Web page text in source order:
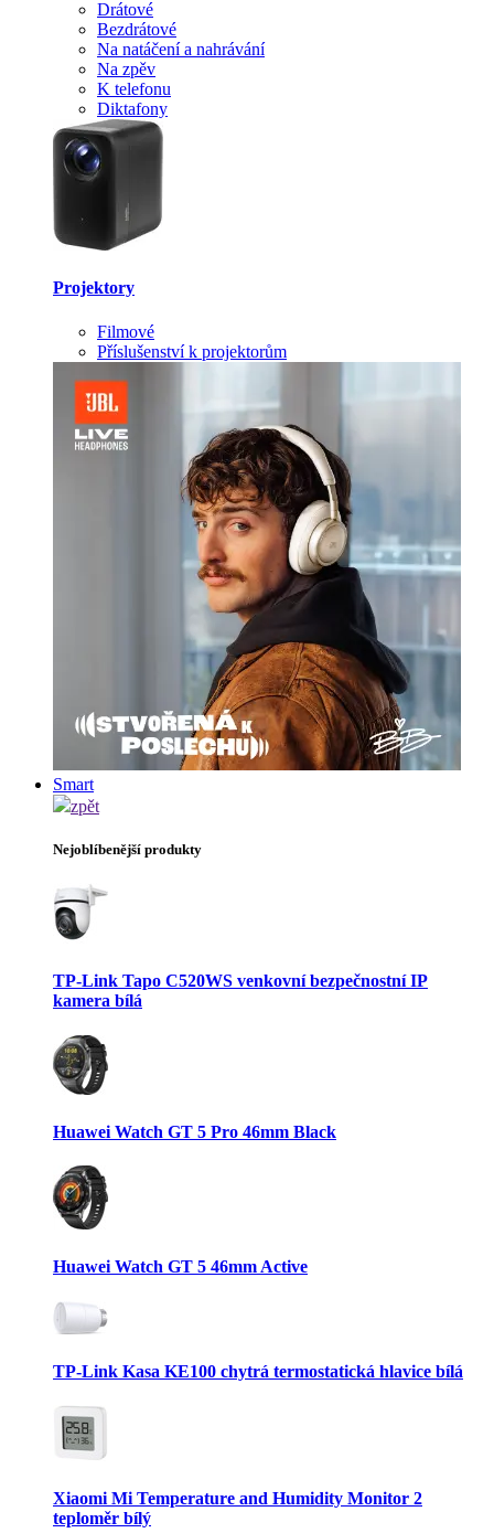
Drátové
Bezdrátové
Na natáčení a nahrávání
Na zpěv
K telefonu
Diktafony
Projektory
Filmové
Příslušenství k projektorům
Smart
zpět
Nejoblíbenější produkty
TP-Link Tapo C520WS venkovní bezpečnostní IP
kamera bílá
Huawei Watch GT 5 Pro 46mm Black
Huawei Watch GT 5 46mm Active
TP-Link Kasa KE100 chytrá termostatická hlavice bílá
Xiaomi Mi Temperature and Humidity Monitor 2
teploměr bílý